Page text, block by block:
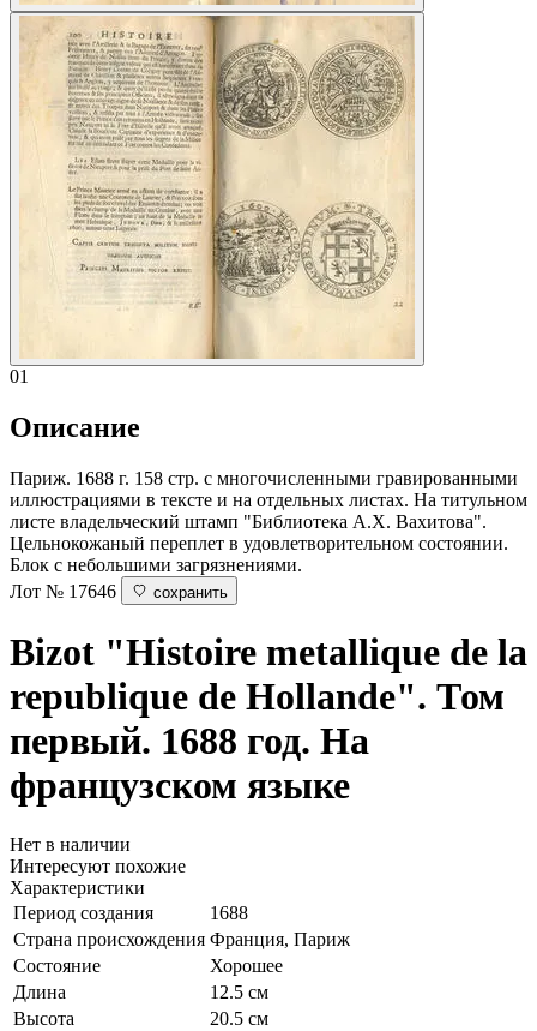
01
Описание
Париж. 1688 г. 158 стр. с многочисленными гравированными
иллюстрациями в тексте и на отдельных листах. На титульном
листе владельческий штамп "Библиотека А.Х. Вахитова".
Цельнокожаный переплет в удовлетворительном состоянии.
Блок с небольшими загрязнениями.
Лот № 17646
сохранить
Bizot "Histoire metallique de la
republique de Hollande". Том
первый. 1688 год. На
французском языке
Нет в наличии
Интересуют похожие
Характеристики
Период создания
1688
Страна происхождения Франция, Париж
Состояние
Хорошее
Длина
12.5 см
Высота
20.5 см